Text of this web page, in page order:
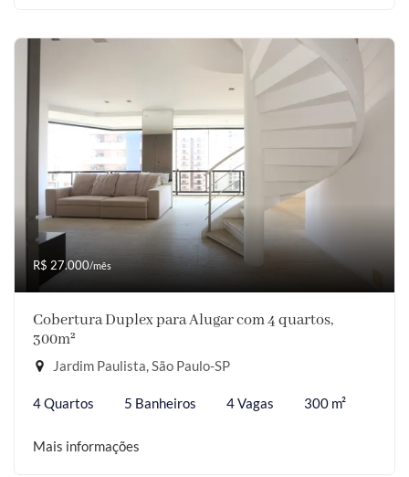
R$ 27.000/mês
Cobertura Duplex para Alugar com 4 quartos,
300m²
Jardim Paulista, São Paulo-SP
4 Quartos 5 Banheiros 4 Vagas 300 m²
Mais informações